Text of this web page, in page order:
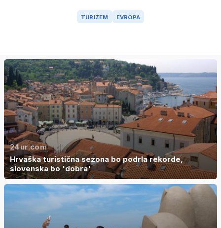
TURIZEM EVROPA
24ur.com
Hrvaška turistična sezona bo podrla rekorde,
slovenska bo 'dobra'